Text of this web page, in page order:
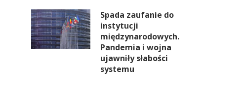
Spada zaufanie do
instytucji
międzynarodowych.
Pandemia i wojna
ujawniły słabości
systemu